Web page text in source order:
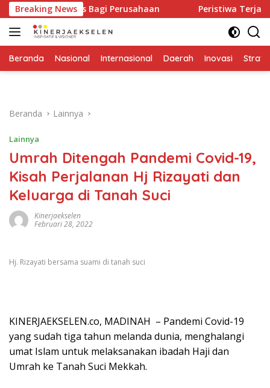
Langsung
ke
konten
Breaking News
Keras Bagi Perusahaan Peristiwa Terjadi Sekali,
Beranda Nasional Internasional Daerah Inovasi
Beranda Lainnya
Lainnya
Umrah Ditengah Pandemi Covid-19,
Kisah Perjalanan Hj Rizayati dan
Keluarga di Tanah Suci
Kinerjaekselen
Februari 28, 2022
Hj. Rizayati bersama suami di tanah suci
KINERJAEKSELEN.co, MADINAH – Pandemi Covid-19
yang sudah tiga tahun melanda dunia, menghalangi
umat Islam untuk melaksanakan ibadah Haji dan
Umrah ke Tanah Suci Mekkah.